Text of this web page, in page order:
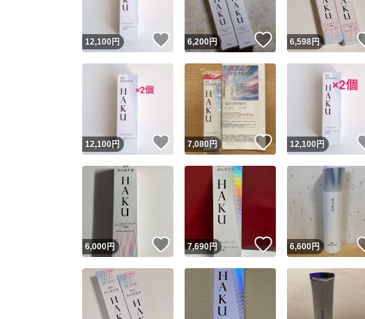
12,100円 いいね！
6,200円 いいね！
6,598円
12,100円 いいね！
7,080円 いいね！
12,100円
6,000円 いいね！
7,690円 いいね！
6,600円